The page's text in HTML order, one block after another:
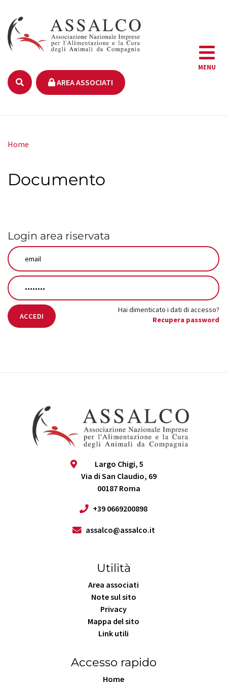
MENU
AREA ASSOCIATI
Home
Documento
Login area riservata
ACCEDI
Hai dimenticato i dati di accesso?
Recupera password
Largo Chigi, 5
Via di San Claudio, 69
00187 Roma
+39 0669200898
assalco@assalco.it
Utilità
Area associati
Note sul sito
Privacy
Mappa del sito
Link utili
Accesso rapido
Home